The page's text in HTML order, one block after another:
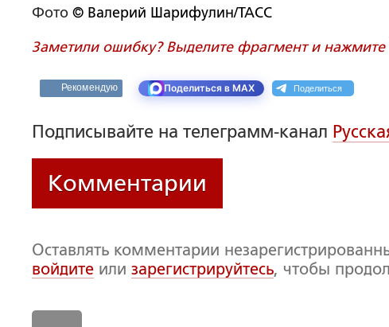
Фото © Валерий Шарифулин/ТАСС
Заметили ошибку? Выделите фрагмент и
Рекомендую Поделиться в MAX Поделиться
Подписывайте на телеграмм-канал
Комментарии
Оставлять комментарии
войдите или зарегистрируйтесь, чтобы